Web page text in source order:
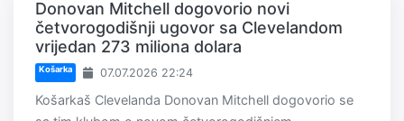
Donovan Mitchell dogovorio novi
četvorogodišnji ugovor sa Clevelandom
vrijedan 273 miliona dolara
Košarka 07.07.2026 22:24
Košarkaš Clevelanda Donovan Mitchell dogovorio se